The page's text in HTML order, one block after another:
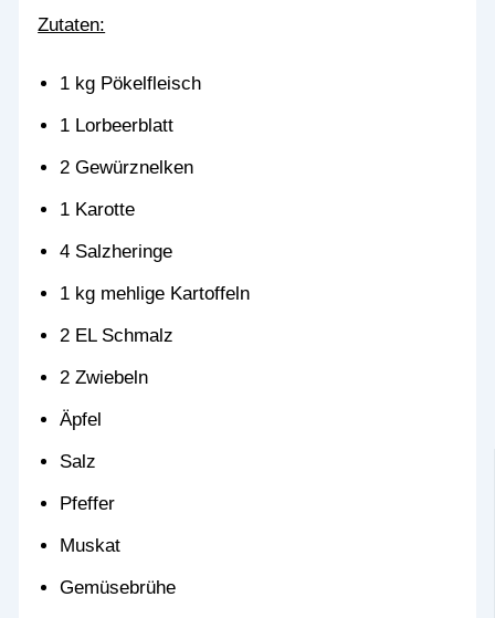
Zutaten:
1 kg Pökelfleisch
1 Lorbeerblatt
2 Gewürznelken
1 Karotte
4 Salzheringe
1 kg mehlige Kartoffeln
2 EL Schmalz
2 Zwiebeln
Äpfel
Salz
Pfeffer
Muskat
Gemüsebrühe